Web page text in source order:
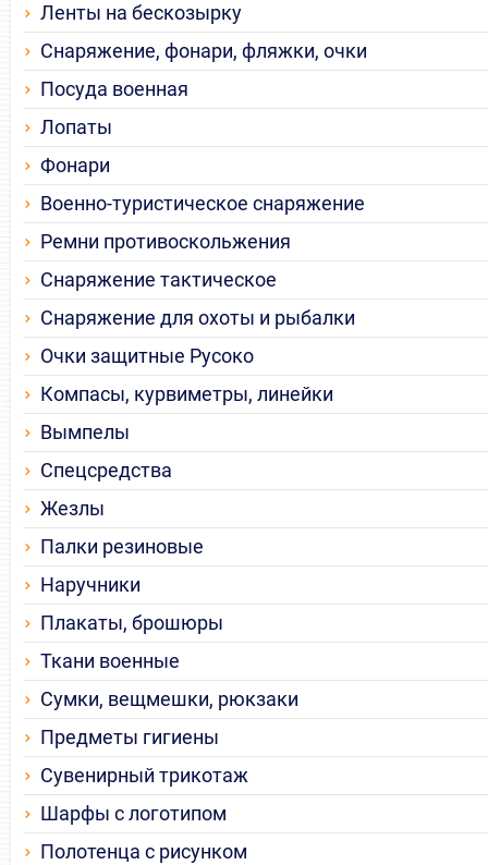
Ленты на бескозырку
Снаряжение, фонари, фляжки, очки
Посуда военная
Лопаты
Фонари
Военно-туристическое снаряжение
Ремни противоскольжения
Снаряжение тактическое
Снаряжение для охоты и рыбалки
Очки защитные Русоко
Компасы, курвиметры, линейки
Вымпелы
Спецсредства
Жезлы
Палки резиновые
Наручники
Плакаты, брошюры
Ткани военные
Сумки, вещмешки, рюкзаки
Предметы гигиены
Сувенирный трикотаж
Шарфы с логотипом
Полотенца с рисунком